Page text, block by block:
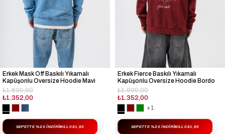
Erkek Mask Off Baskılı Yıkamalı
Kapüşonlu Oversize Hoodie Mavi
₺1.352,00
₺1.690,00
SEPETTE %20 İNDIRIM₺1.081,60
Erkek Fierce Baskılı Yıkamalı
Kapüşonlu Oversize Hoodie Bordo
₺1.352,00
₺1.690,00
+1
SEPETTE %20 İNDIRIM₺1.081,60